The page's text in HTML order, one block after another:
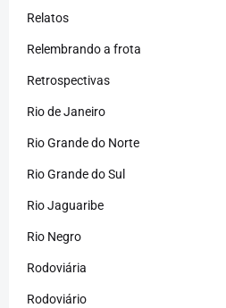
Relatos
Relembrando a frota
Retrospectivas
Rio de Janeiro
Rio Grande do Norte
Rio Grande do Sul
Rio Jaguaribe
Rio Negro
Rodoviária
Rodoviário